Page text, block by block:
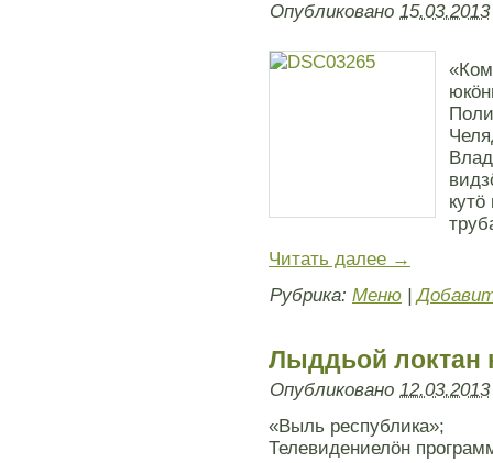
Опубликовано 15.03.2013
Читать далее →
Рубрика: Меню |
Лыддьoй локтан
Опубликовано 12.03.2013
«Выль республика»;
Телевидениелöн